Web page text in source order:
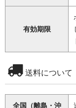
有効期限
送料について
全国（離島・沖